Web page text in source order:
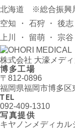
北海道 ※総合振興
空知
石狩 後志
上川
留萌 宗谷
株式会社 大濠メデ
博多工場
〒812-0896
福岡県福岡市博多区
TEL
092-409-1310
写真提供
キヤノンメディカル